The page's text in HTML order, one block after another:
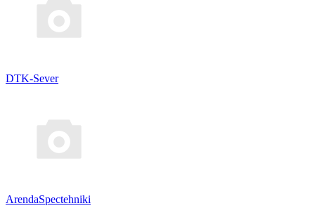
DTK-Sever
ArendaSpectehniki